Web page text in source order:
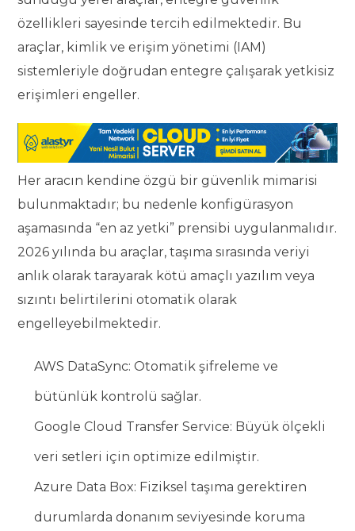
özellikleri sayesinde tercih edilmektedir. Bu
araçlar, kimlik ve erişim yönetimi (IAM)
sistemleriyle doğrudan entegre çalışarak yetkisiz
erişimleri engeller.
Her aracın kendine özgü bir güvenlik mimarisi
bulunmaktadır; bu nedenle konfigürasyon
aşamasında “en az yetki” prensibi uygulanmalıdır.
2026 yılında bu araçlar, taşıma sırasında veriyi
anlık olarak tarayarak kötü amaçlı yazılım veya
sızıntı belirtilerini otomatik olarak
engelleyebilmektedir.
AWS DataSync: Otomatik şifreleme ve
bütünlük kontrolü sağlar.
Google Cloud Transfer Service: Büyük ölçekli
veri setleri için optimize edilmiştir.
Azure Data Box: Fiziksel taşıma gerektiren
durumlarda donanım seviyesinde koruma